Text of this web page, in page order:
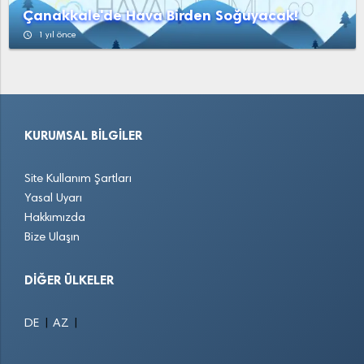
Çanakkale'de Hava Birden Soğuyacak!
access_time 1 yıl önce
KURUMSAL BILGILER
Site Kullanım Şartları
Yasal Uyarı
Hakkımızda
Bize Ulaşın
DIĞER ÜLKELER
DE AZ